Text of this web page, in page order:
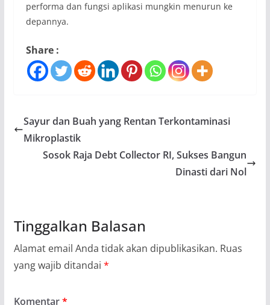
performa dan fungsi aplikasi mungkin menurun ke
depannya.
Share :
Sayur dan Buah yang Rentan Terkontaminasi
Mikroplastik
Sosok Raja Debt Collector RI, Sukses Bangun
Dinasti dari Nol
Tinggalkan Balasan
Alamat email Anda tidak akan dipublikasikan. Ruas
yang wajib ditandai *
Komentar*